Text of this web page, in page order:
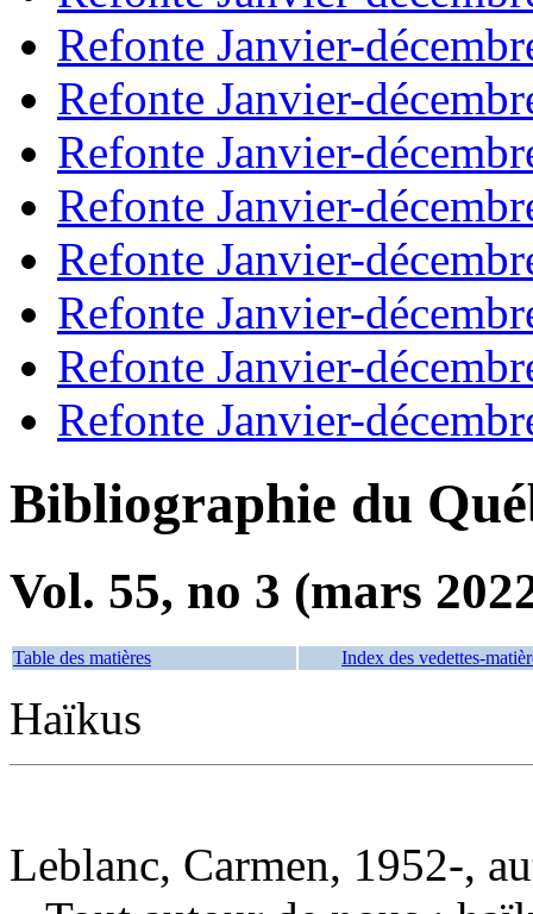
Refonte Janvier-
Refonte Janvier-
Refonte Janvier-
Refonte Janvier-
Refonte Janvier-
Refonte Janvier-
Refonte Janvier-
Refonte Janvier-
Bibliographie du
Vol. 55, no 3 (mars
Table des matières Index des vedettes-
Haïkus
Leblanc, Carmen, 1952-,